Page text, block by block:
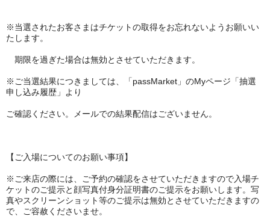
※当選されたお客さまはチケットの取得をお忘れないようお願いい
たします。
期限を過ぎた場合は無効とさせていただきます。
※ご当選結果につきましては、「passMarket」のMyページ「抽選
申し込み履歴」より
ご確認ください。メールでの結果配信はございません。
【ご入場についてのお願い事項】
※ご来店の際には、ご予約の確認をさせていただきますので入場チ
ケットのご提示と顔写真付身分証明書のご提示をお願いします。写
真やスクリーンショット等のご提示は無効とさせていただきますの
で、ご容赦くださいませ。